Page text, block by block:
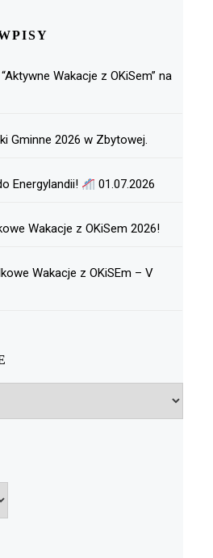
Wakacje z OKiSem” na
Gminne 2026 w Zbytowej.
Energylandii! 01.07.2026
Wakacje z OKiSem 2026!
Wakacje z OKiSEm – V